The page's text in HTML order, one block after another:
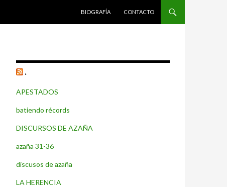
BIOGRAFÍA
CONTACTO
.
APESTADOS
batiendo récords
DISCURSOS DE AZAÑA
azaña 31-36
discusos de azaña
LA HERENCIA